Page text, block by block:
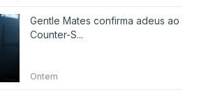
Gentle Mates confirma adeus ao
Counter-S...
Ontem